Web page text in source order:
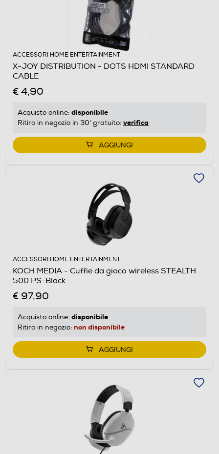
ACCESSORI HOME ENTERTAINMENT
X-JOY DISTRIBUTION - DOTS HDMI STANDARD
CABLE
€ 4,90
Acquisto online: disponibile
Ritiro in negozio in 30' gratuito: verifica
AGGIUNGI
ACCESSORI HOME ENTERTAINMENT
KOCH MEDIA - Cuffie da gioco wireless STEALTH
500 PS-Black
€ 97,90
Acquisto online: disponibile
Ritiro in negozio: non disponibile
AGGIUNGI